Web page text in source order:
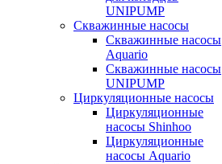
UNIPUMP
Скважинные насосы
Скважинные насосы
Aquario
Скважинные насосы
UNIPUMP
Циркуляционные насосы
Циркуляционные
насосы Shinhoo
Циркуляционные
насосы Aquario